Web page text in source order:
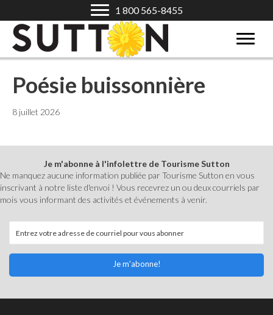
1 800 565-8455
Poésie buissonnière
8 juillet 2026
Je m'abonne à l'infolettre de Tourisme Sutton
Ne manquez aucune information publiée par Tourisme Sutton en vous
inscrivant à notre liste d'envoi ! Vous recevrez un ou deux courriels par
mois vous informant des activités et événements à venir.
Je m'abonne!